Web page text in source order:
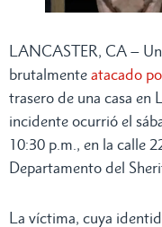
LANCASTER, CA –
brutalmente atacado
trasero de una casa en
incidente ocurrió el
10:30 p.m., en la calle
Departamento del
La víctima, cuya